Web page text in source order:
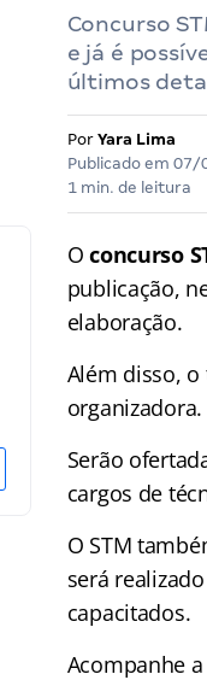
Concurso
e já é
últimos
Por Yara Lima
Publicado em 07/
1 min. de leitura
Oconcurso
publicação,
elaboração.
Além disso,
organizadora.
Serão
cargos de
O STM
será
capacitados.
Acompanhe